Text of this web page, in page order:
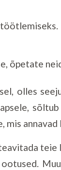
õpetate
olles
mis
teie